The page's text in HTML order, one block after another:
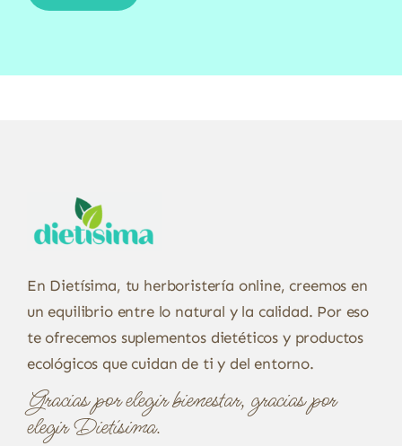
En Dietísima, tu herboristería online, creemos en
un equilibrio entre lo natural y la calidad. Por eso
te ofrecemos suplementos dietéticos y productos
ecológicos que cuidan de ti y del entorno.
Gracias por elegir bienestar, gracias por
elegir Dietísima.